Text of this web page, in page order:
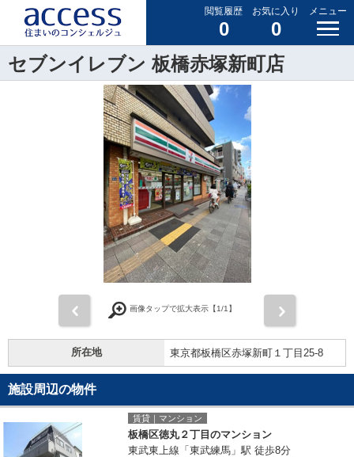
閲覧履歴
0
お気に入り
0
メニュー
セブンイレブン 板橋赤塚新町店
画像タップで拡大表示【1/1】
所在地 東京都板橋区赤塚新町１丁目25-8
施設周辺の物件
賃貸｜マンション
板橋区徳丸２丁目のマンション
東武東上線「東武練馬」駅 徒歩8分